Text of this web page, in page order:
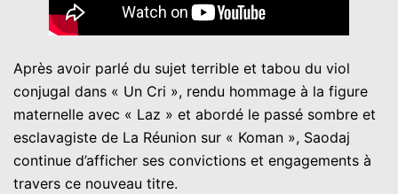
Après avoir parlé du sujet terrible et tabou du viol
conjugal dans « Un Cri », rendu hommage à la figure
maternelle avec « Laz » et abordé le passé sombre et
esclavagiste de La Réunion sur « Koman », Saodaj
continue d’afficher ses convictions et engagements à
travers ce nouveau titre.